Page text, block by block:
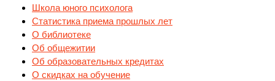
Школа юного психолога
Статистика приема прошлых лет
О библиотеке
Об общежитии
Об образовательных кредитах
О скидках на обучение